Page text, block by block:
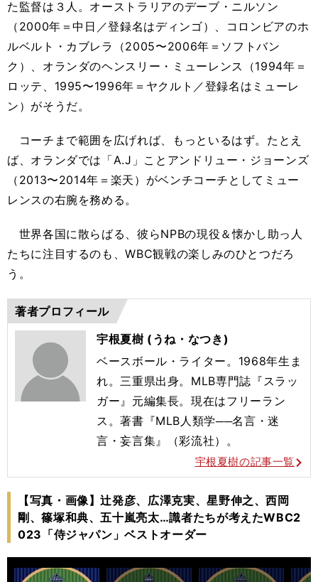
た監督は３人。オーストラリアのデーブ・ニルソン
（2000年＝中日／登録名はディンゴ）、コロンビアのホ
ルベルト・カブレラ（2005〜2006年＝ソフトバン
ク）、オランダのヘンスリー・ミューレンス（1994年＝
ロッテ、1995〜1996年＝ヤクルト／登録名はミューレ
ン）がそうだ。
コーチまで範囲を広げれば、もっといるはず。たとえ
ば、オランダでは「A.J」ことアンドリュー・ジョーンズ
（2013〜2014年＝楽天）がベンチコーチとしてミュー
レンスの右腕を務める。
世界各国に散らばる、彼らNPBの現役＆懐かし助っ人
たちに注目するのも、WBC観戦の楽しみのひとつだろ
う。
著者プロフィール
宇根夏樹 (うね・なつき)
ベースボール・ライター。1968年生ま
れ。三重県出身。 MLB専門誌『スラッ
ガー』元編集長。現在はフリーラン
ス。著書『MLB人類学──名言・迷
言・妄言集』（彩流社）。
宇根夏樹の記事一覧
【写真・画像】辻発彦、広澤克実、星野伸之、西岡
剛、篠塚和典、五十嵐亮太…識者たちが考えたWBC2
023「侍ジャパン」ベストオーダー